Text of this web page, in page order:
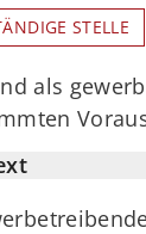
STELLE
als